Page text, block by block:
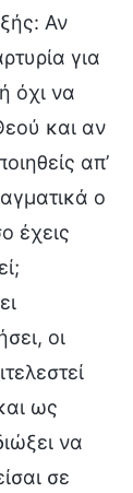
Αν
για
όχι να
και αν
απ’
ο
έχεις
οι
ως
να
σε